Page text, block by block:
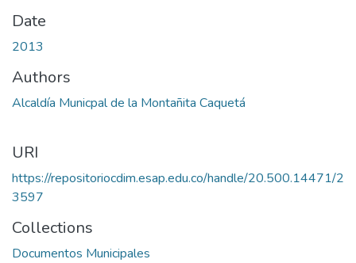
Date
2013
Authors
Alcaldía Municpal de la Montañita Caquetá
URI
https://repositoriocdim.esap.edu.co/handle/20.500.14471/2
3597
Collections
Documentos Municipales